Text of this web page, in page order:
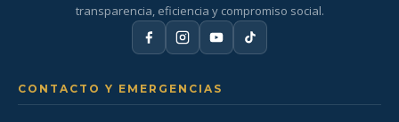
transparencia, eficiencia y compromiso social.
CONTACTO Y EMERGENCIAS